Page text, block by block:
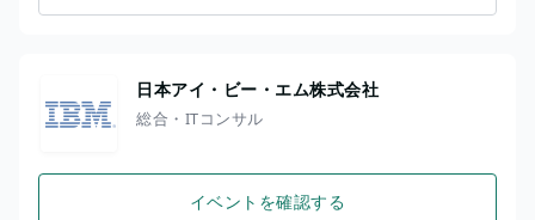
日本アイ・ビー・エム株式会社
総合・ITコンサル
イベントを確認する